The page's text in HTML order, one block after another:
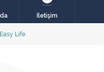
İletişim
Easy Life